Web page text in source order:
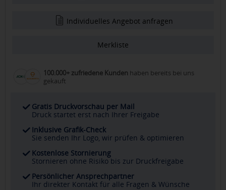
Individuelles Angebot anfragen
Merkliste
100.000+ zufriedene Kunden haben bereits bei uns
gekauft
Gratis Druckvorschau per Mail
Druck startet erst nach Ihrer Freigabe
Inklusive Grafik-Check
Sie senden Ihr Logo, wir prüfen & optimieren
Kostenlose Stornierung
Stornieren ohne Risiko bis zur Druckfreigabe
Persönlicher Ansprechpartner
Ihr direkter Kontakt für alle Fragen & Wünsche